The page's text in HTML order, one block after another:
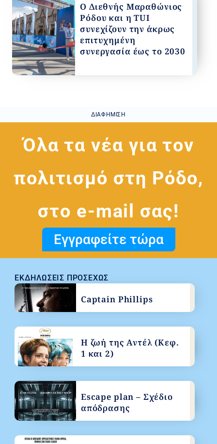
Ο Διεθνής Μαραθώνιος
Ρόδου και η TUI
συνεχίζουν την άκρως
επιτυχημένη
συνεργασία έως το 2030
ΔΙΑΦΉΜΙΣΗ
Όλα τα νέα για τον
πολιτισμό στη Ρόδο,
στο e-mail σας!
Εγγραφείτε τώρα
ΕΚΔΗΛΏΣΕΙΣ ΠΡΟΣΕΧΏΣ
Captain Phillips
Η ζωή της Αντέλ (Κεφ.
1 και 2)
Escape plan – Σχέδιο
απόδρασης